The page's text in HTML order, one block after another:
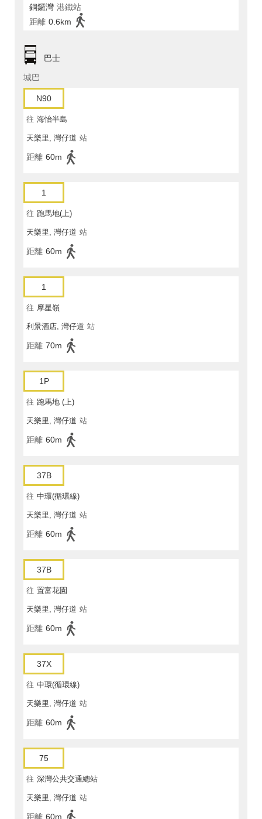
銅鑼灣 港鐵站
距離 0.6km
巴士
城巴
N90
往 海怡半島
天樂里, 灣仔道 站
距離 60m
1
往 跑馬地(上)
天樂里, 灣仔道 站
距離 60m
1
往 摩星嶺
利景酒店, 灣仔道 站
距離 70m
1P
往 跑馬地 (上)
天樂里, 灣仔道 站
距離 60m
37B
往 中環(循環線)
天樂里, 灣仔道 站
距離 60m
37B
往 置富花園
天樂里, 灣仔道 站
距離 60m
37X
往 中環(循環線)
天樂里, 灣仔道 站
距離 60m
75
往 深灣公共交通總站
天樂里, 灣仔道 站
距離 60m